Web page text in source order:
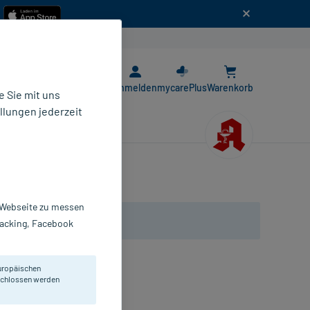
AnmeldenmycarePlusWarenkorb
Sie mit uns
jederzeit
zu messen
Facebook
werden